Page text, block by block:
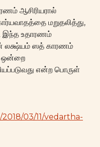
ஆசிரியரால்
மறுதலித்து,
இந்த உதாரணம்
லக்ஷ்யம் ஸத் காரணம்
ஒன்றை
என்ற பொருள்
03/11/vedartha-